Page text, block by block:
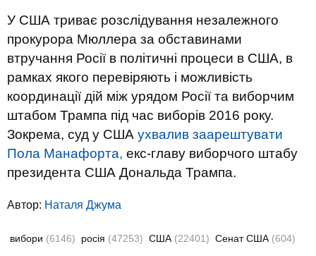
У США триває розслідування незалежного
прокурора Мюллера за обставинами
втручання Росії в політичні процеси в США, в
рамках якого перевіряють і можливість
координації дій між урядом Росії та виборчим
штабом Трампа під час виборів 2016 року.
Зокрема, суд у США ухвалив заарештувати
Пола Манафорта, екс-главу виборчого штабу
президента США Дональда Трампа.
Автор: Наталя Джума
вибори (6146) росія (47253) США (22401) Сенат США (604)